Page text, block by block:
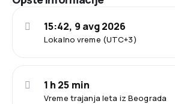
Lokalno vreme (UTC+3)
15:42, 9 avg 2026
Vreme trajanja leta iz Beograda
1 h 25 min